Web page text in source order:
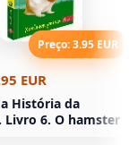
Preço: 3.95 EUR
EUR
História da
Livro 6. O hamster